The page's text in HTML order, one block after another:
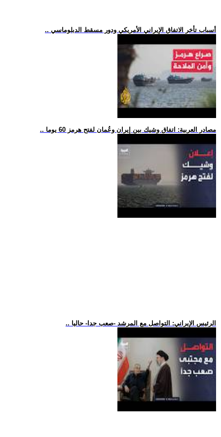
.. أسباب تأخر الاتفاق الإيراني الأمريكي ودور مسقط الدبلوماسي
.. مصادر العربية: اتفاق وشيك بين إيران وعُمان لفتح هرمز 60 يوما
.. الرئيس الإيراني: التواصل مع المرشد -صعب جدا- حاليا